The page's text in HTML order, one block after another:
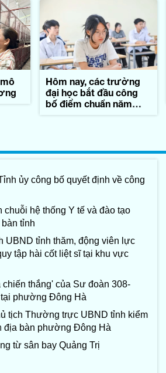
Hôm nay, các trường
đại học bắt đầu công
bố điểm chuẩn năm
ủy công bố quyết định về công
chuỗi hệ thống Y tế và đào tạo
tỉnh
UBND tỉnh thăm, động viên lực
tập hài cốt liệt sĩ tại khu vực
chiến thắng' của Sư đoàn 308-
phường Đông Hà
tịch Thường trực UBND tỉnh kiểm
địa bàn phường Đông Hà
từ sân bay Quảng Trị